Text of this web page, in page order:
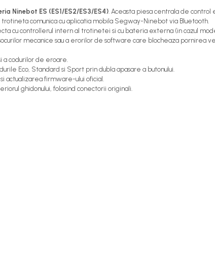
Ninebot ES (ES1/ES2/ES3/ES4). Aceasta piesa centrala de
comunica cu aplicatia mobila Segway-Ninebot via Bluetooth.
cu controllerul intern al trotinetei si cu bateria externa (in cazul
mecanice sau a erorilor de software care blocheaza pornirea
a codurilor de eroare.
Eco, Standard si Sport prin dubla apasare a butonului.
actualizarea firmware-ului oficial.
ghidonului, folosind conectorii originali.